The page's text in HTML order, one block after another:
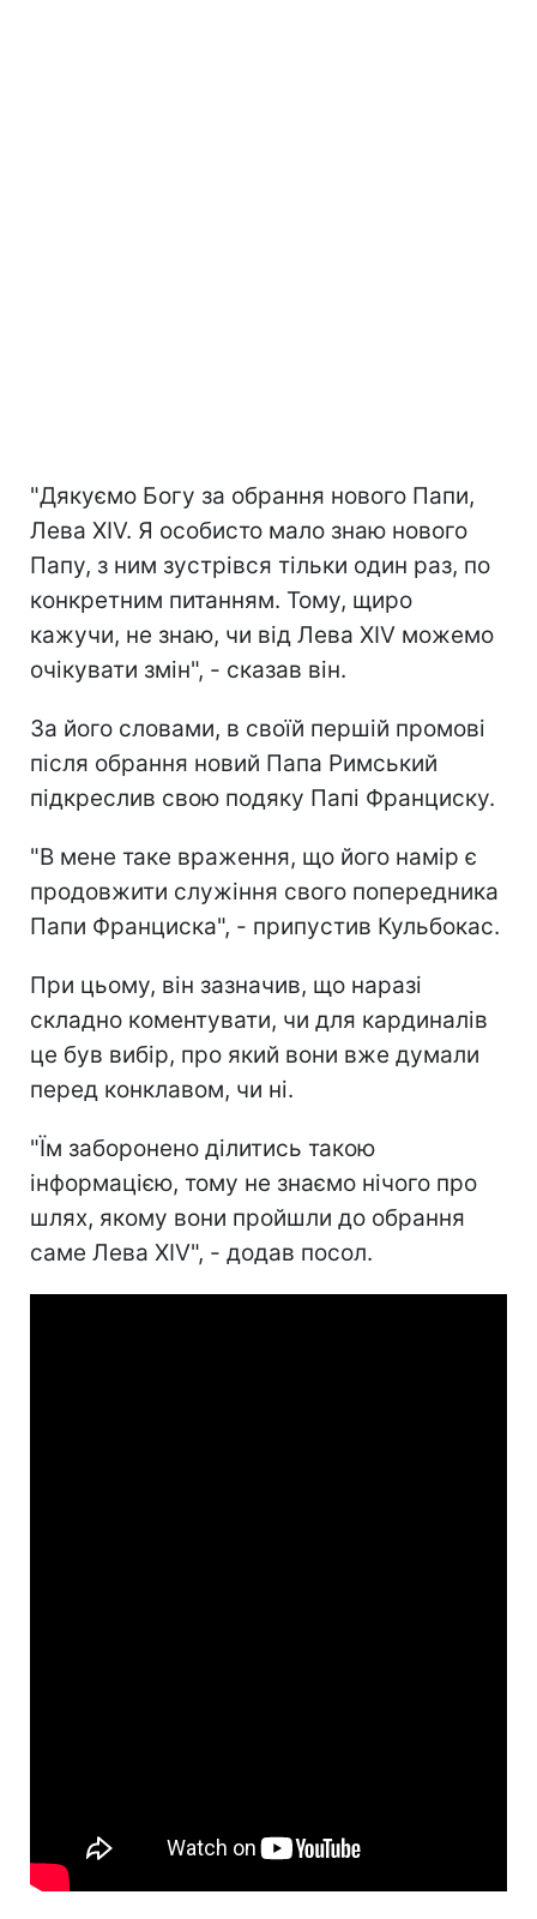
"Дякуємо Богу за обрання нового Папи,
Лева XIV. Я особисто мало знаю нового
Папу, з ним зустрівся тільки один раз, по
конкретним питанням. Тому, щиро
кажучи, не знаю, чи від Лева XIV можемо
очікувати змін", - сказав він.
За його словами, в своїй першій промові
після обрання новий Папа Римський
підкреслив свою подяку Папі Франциску.
"В мене таке враження, що його намір є
продовжити служіння свого попередника
Папи Франциска", - припустив Кульбокас.
При цьому, він зазначив, що наразі
складно коментувати, чи для кардиналів
це був вибір, про який вони вже думали
перед конклавом, чи ні.
"Їм заборонено ділитись такою
інформацією, тому не знаємо нічого про
шлях, якому вони пройшли до обрання
саме Лева ХIV", - додав посол.